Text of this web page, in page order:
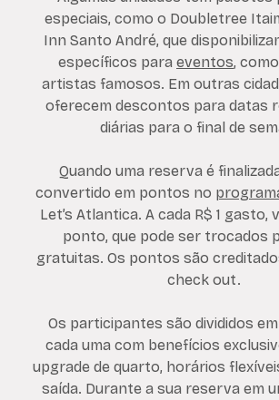
especiais, como o Doubletree
Inn Santo André, que
específicos para eventos,
artistas famosos. Em outras
oferecem descontos para datas
diárias para o final de
Quando uma reserva é
convertido em pontos no
Let’s Atlantica. A cada R$ 1 gasto,
ponto, que pode ser trocados
gratuitas. Os pontos são
check out.
Os participantes são divididos
cada uma com benefícios
upgrade de quarto, horários
saída. Durante a sua reserva em